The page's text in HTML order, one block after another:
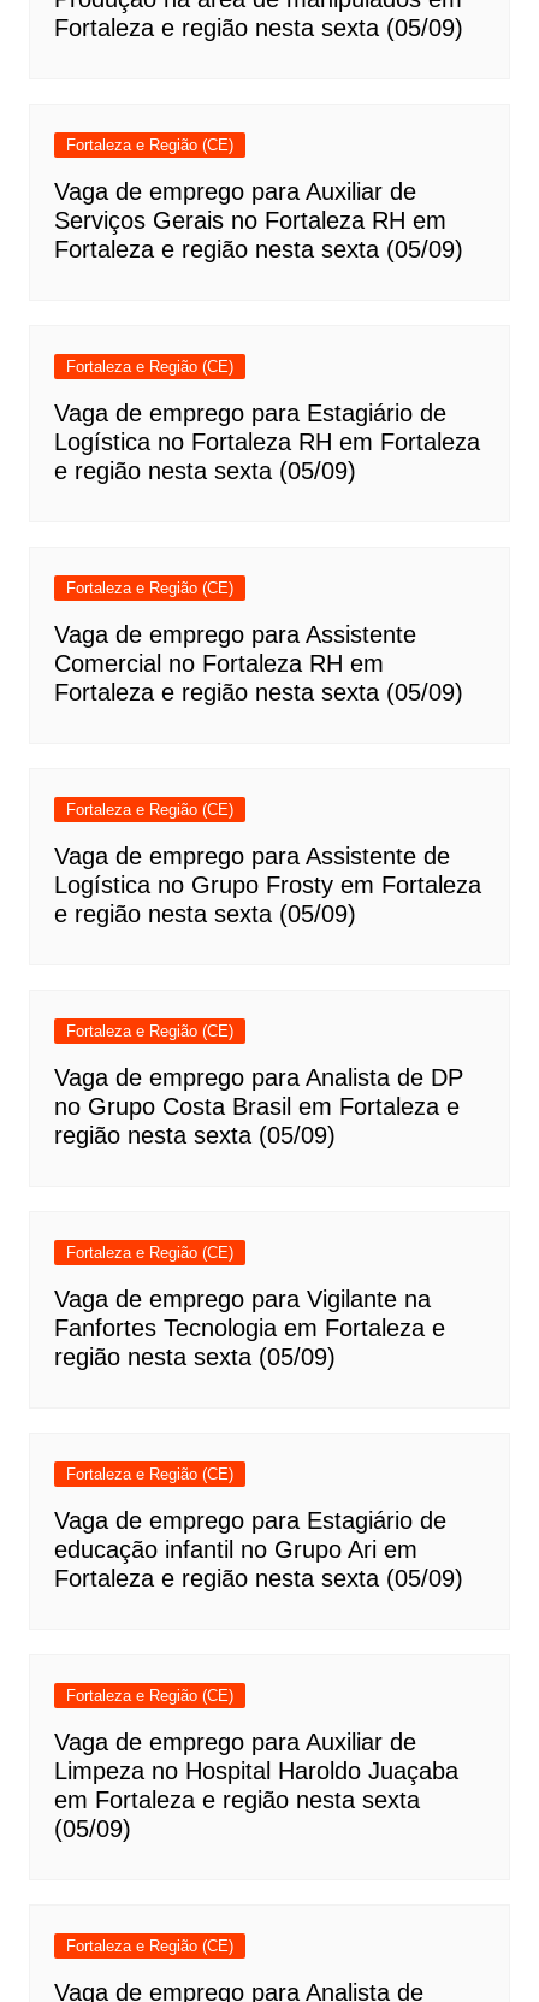
Fortaleza e região nesta sexta (05/09)
Fortaleza e Região (CE)
Vaga de emprego para Auxiliar de
Serviços Gerais no Fortaleza RH em
Fortaleza e região nesta sexta (05/09)
Fortaleza e Região (CE)
Vaga de emprego para Estagiário de
Logística no Fortaleza RH em Fortaleza
e região nesta sexta (05/09)
Fortaleza e Região (CE)
Vaga de emprego para Assistente
Comercial no Fortaleza RH em
Fortaleza e região nesta sexta (05/09)
Fortaleza e Região (CE)
Vaga de emprego para Assistente de
Logística no Grupo Frosty em Fortaleza
e região nesta sexta (05/09)
Fortaleza e Região (CE)
Vaga de emprego para Analista de DP
no Grupo Costa Brasil em Fortaleza e
região nesta sexta (05/09)
Fortaleza e Região (CE)
Vaga de emprego para Vigilante na
Fanfortes Tecnologia em Fortaleza e
região nesta sexta (05/09)
Fortaleza e Região (CE)
Vaga de emprego para Estagiário de
educação infantil no Grupo Ari em
Fortaleza e região nesta sexta (05/09)
Fortaleza e Região (CE)
Vaga de emprego para Auxiliar de
Limpeza no Hospital Haroldo Juaçaba
em Fortaleza e região nesta sexta
(05/09)
Fortaleza e Região (CE)
Vaga de emprego para Analista de